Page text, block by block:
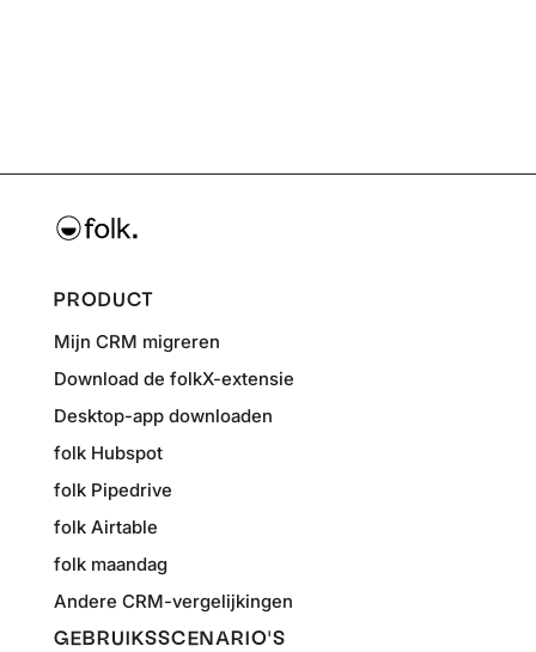
PRODUCT
Mijn CRM migreren
Download de folkX-extensie
Desktop-app downloaden
folk Hubspot
folk Pipedrive
folk Airtable
folk maandag
Andere CRM-vergelijkingen
GEBRUIKSSCENARIO'S